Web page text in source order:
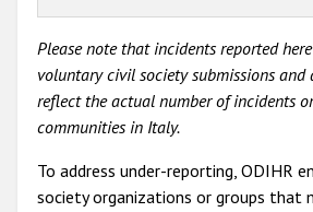
Please note that incidents reported
voluntary civil society submissions and
reflect the actual number of incidents
communities in Italy.
To address under-reporting, ODIHR
society organizations or groups that